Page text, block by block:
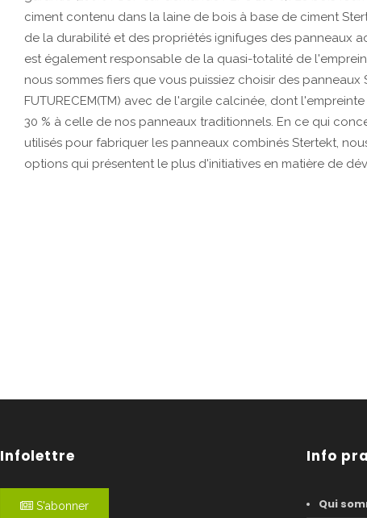
ciment contenu dans la laine de bois à base de ciment
de la durabilité et des propriétés ignifuges des panneaux
est également responsable de la quasi-totalité de
nous sommes fiers que vous puissiez choisir des
FUTURECEM(TM) avec de l'argile calcinée, dont
30 % à celle de nos panneaux traditionnels. En ce qui
utilisés pour fabriquer les panneaux combinés Stertekt,
options qui présentent le plus d'initiatives en matière de
Infolettre
S'abonner
Info
Qui